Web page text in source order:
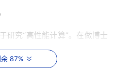
研究“高性能计算”。在做博士
挖矿，随后开始钻研比特币。
易所尚不是什么热门赛道，用
87%